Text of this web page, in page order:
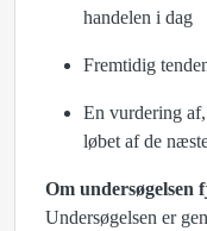
handelen i dag
Fremtidig
En vurdering
løbet af de
Om undersøgelsen
Undersøgelsen er